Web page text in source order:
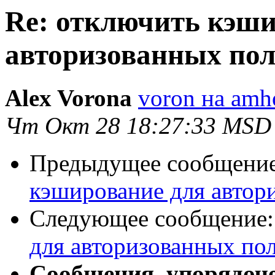
Re: отключить
авторизованных
Alex Vorona voron на
Чт Окт 28 18:27:33 MSD
Предыдущее
кэширование для
Следующее
для авторизованных